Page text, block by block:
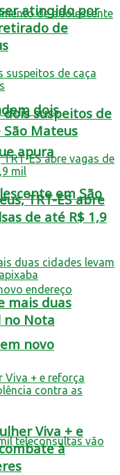
dois
apura
em São
novo
atingido por
de
suspeitos de
Mateus
TRT-ES abre
de até R$ 1,9
mais duas
no Nota
Viva + e
à